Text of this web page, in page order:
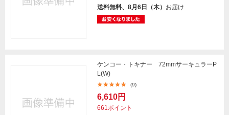
送料無料、8月6日（木） お届け
ケンコー・トキナー 72mmサーキュラーP
L(W)
(9)
6,610円
661ポイント